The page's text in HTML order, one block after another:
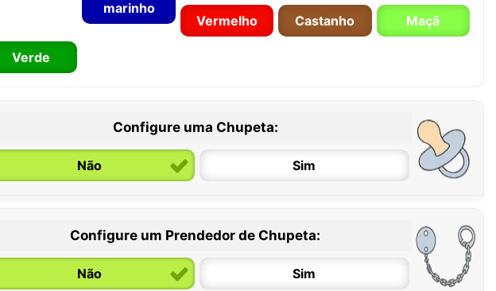
marinho
Vermelho Castanho Maçã
Verde
Configure uma Chupeta:
Não Sim
0 / 6 meses
Configure um Prendedor de Chupeta:
Não Sim